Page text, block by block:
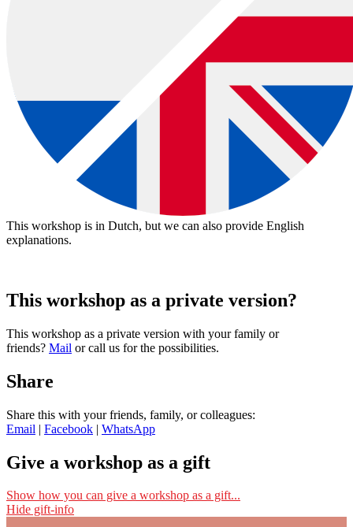
download:Nederlandstalige bon|English voucher
Voorbeelden van creatieve workshops tot €37:
This workshop is in Dutch, but we can also provide English
explanations.
This workshop as a private version?
This workshop as a private version with your family or
friends? Mail or call us for the possibilities.
Share
Share this with your friends, family, or colleagues:
Email | Facebook | WhatsApp
Give a workshop as a gift
I want to give this workshop as a gift
Show how you can give a workshop as a gift...
Hide gift-info